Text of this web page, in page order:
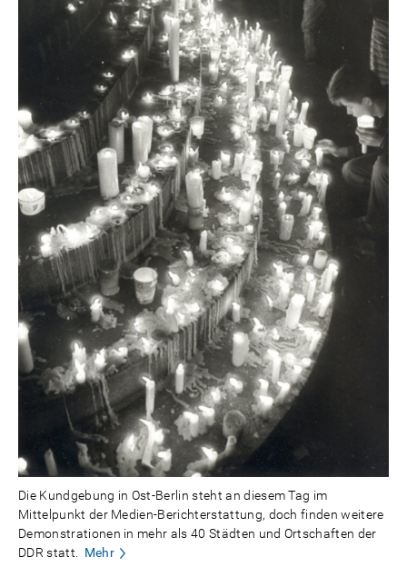
Die Kundgebung in Ost-Berlin steht an diesem Tag im
Mittelpunkt der Medien-Berichterstattung, doch finden weitere
Demonstrationen in mehr als 40 Städten und Ortschaften der
DDR statt. Mehr